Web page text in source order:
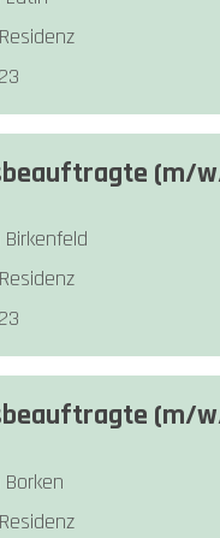
(m/
(m/